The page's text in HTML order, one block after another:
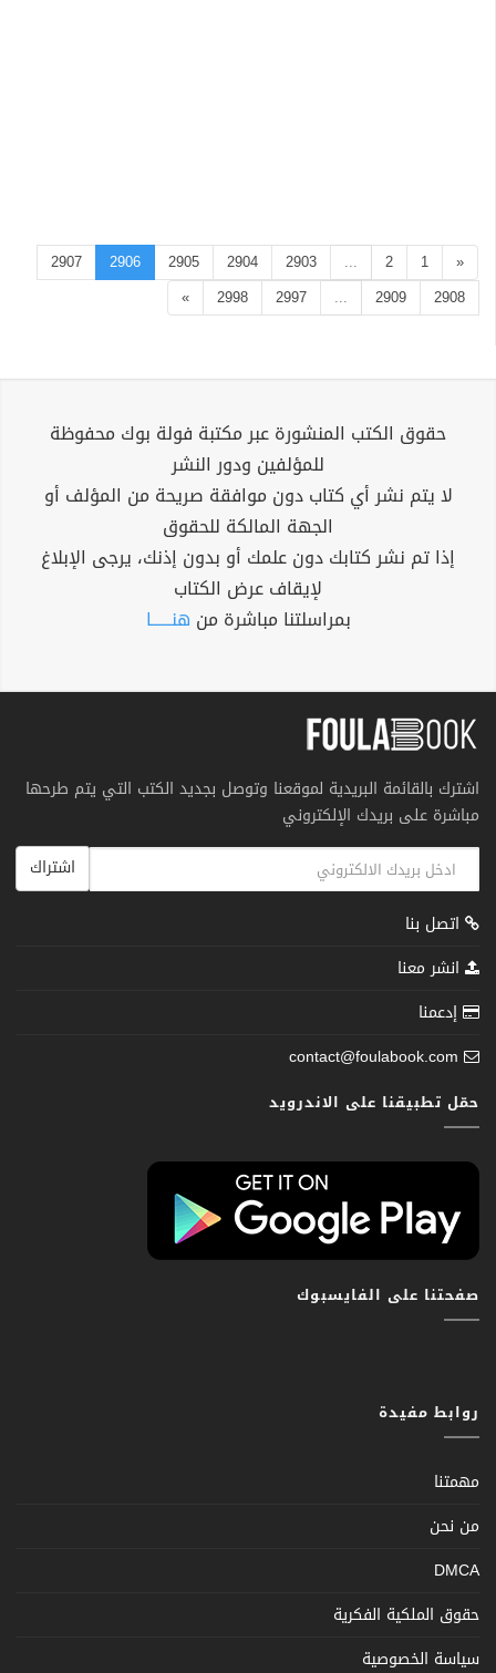
«
1
2
...
2903
2904
2905
2906
2907
2908
2909
...
2997
2998
»
حقوق الكتب المنشورة عبر مكتبة فولة بوك محفوظة
للمؤلفين ودور النشر
لا يتم نشر أي كتاب دون موافقة صريحة من المؤلف أو
الجهة المالكة للحقوق
إذا تم نشر كتابك دون علمك أو بدون إذنك، يرجى الإبلاغ
لإيقاف عرض الكتاب
بمراسلتنا مباشرة من هنــــــا
اشترك بالقائمة البريدية لموقعنا وتوصل بجديد الكتب التي يتم طرحها
مباشرة على بريدك الإلكتروني
اشتراك
اتصل بنا
انشر معنا
إدعمنا
contact@foulabook.com
حمّل تطبيقنا على الاندرويد
صفحتنا على الفايسبوك
روابط مفيدة
مهمتنا
من نحن
DMCA
حقوق الملكية الفكرية
سياسة الخصوصية